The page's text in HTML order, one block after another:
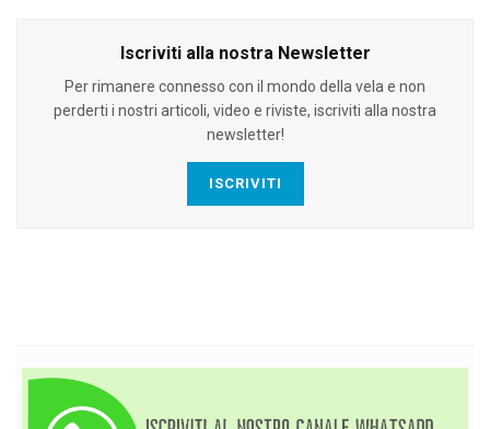
Iscriviti alla nostra Newsletter
Per rimanere connesso con il mondo della vela e non
perderti i nostri articoli, video e riviste, iscriviti alla nostra
newsletter!
ISCRIVITI